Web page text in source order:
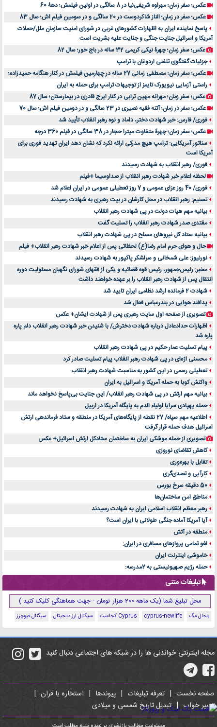
عکس؛ سفر زمان؛ مهراوه شریفی‌نیا در 8 سالگی در اولین فیلمش؛ دهۀ 60
عکس؛ سفر در زمان؛ الناز شاکردوست در 20 سالگی و در سومین فیلم اش؛ سال 83
پاسخ نماینده ایران به اظهارات کشورهای غربی در شورای امنیت سازمان ملل/حملات
آمریکا و اسرائیل جنایت جنگی و جنایت علیه بشریت است
عکس؛ سفر زمان؛ چهرۀ نیکی کریمی 32 ساله در باج خور؛ سال 82
جزئیات گفتگوی تلفنی اردوغان با ترامپ
عکس؛ سفر زمان؛ مصطفی زمانی 27 ساله در چهارمین فیلمش در کنار هنگامه حمیدزاده؛
راستی آزمایی نیویورک تایمز از توجیهات ترامپ برای حمله به ایران
عکس؛ سفر زمان؛ مهرانه مهین ترابی در کنار ایرج قادری در بیمارستان؛ سال 87
عکس؛ سفر در زمان؛ آتنه فقیه نصیری در 23 سالگی و در دومین فیلم اش؛ سال 70
فوری/ فارس: خبر شهادت دختر، داماد و نوه رهبر انقلاب تأیید شد
عکس؛ سفر زمان؛ چهرۀ متفاوت میترا حجار در 38 سالگی در فیلم 360 درجه
سناتور آمریکایی: ترامپ هیچ مدرکی ارائه نکرد که نشان دهد ایران تهدید فوری برای
آمریکا است
فوری/ رهبر انقلاب به شهادت رسیدند
لحظه اعلام خبر شهادت رهبر انقلاب از صداوسیما +فیلم
فوری/ 40 روز عزای عمومی و 7 روز تعطیلی عمومی در ایران اعلام شد
تسنیم: رهبر انقلاب در محل کارشان در بیت رهبری به شهادت رسیدند
بیانیه مهم هیات دولت در پی شهادت رهبر انقلاب
مقتدی صدر شهادت رهبر انقلاب را تسلیت گفت
بیانیه ستاد کل نیروهای مسلح در پی شهادت رهبر انقلاب
حال و هوای حرم امام رضا(ع) لحظاتی پس از اعلام خبر شهادت رهبر انقلاب+ فیلم
نورنیوز: علی شمخانی و سرلشکر پاکپور به شهادت رسیدند
مخبر: رئیس‌جمهور، رئیس قوه ‌قضائیه و یکی از فقهای شورای نگهبان مسئولیت دوره
انتقال پس ‌از شهادت رهبر انقلاب را بر عهده خواهند داشت
شهادت 2 فرمانده ارشد نظامی ایران تایید شد
پدافند هوایی در بندرعباس فعال شد
تصویری از صفحه اول سایت رهبری پس از شهادت ایشان+ عکس
اظهارات حدادعادل درباره شهادت دخترش/ با شنیدن خبر شهادت رهبر انقلاب دلم پاره
پاره شد
پیام تسلیت عمار حکیم در پی شهادت رهبر انقلاب
محسنی اژه‌ای در پی شهادت رهبر انقلاب پیام تسلیت صادر کرد
تعطیلی رسمی در این کشور به مناسبت شهادت رهبر انقلاب
واکنش کوبا به حمله آمریکا و اسرائیل به ایران
بیانیه مهم ارتش در پی شهادت رهبر انقلاب/ این جنایت بی‌پاسخ نخواهد ماند
حمله پهپادی سرایا اولیاء الدم به پایگاه آمریکا در اربیل
اطلاعیه مهم سپاه/ 27 نقطه از پایگاه‌های آمریکا در منطقه و ستاد فرماندهی ارتش
اسرائیل هدف حمله قرار گرفت
تصویری از حمله موشکی ایران به ساختمان ستادکل ارتش اسرائیل+ عکس
کاهش تقاضای نوروزی
تقابل با بهره‌وری
کارآیی و تصدی‌گری
50 دقیقه سرخ بورس
مناطق امن ساختمان‌ها
رهبر معظم انقلاب اسلامی ایران به شهادت رسیدند
آیا آمریکا آماده جنگی طولانی با ایران است؟
منطقه در آتش
لغو تمامی پروازهای مسافری در ایران:
خاموشی اینترنت ایران
حمله رژیم صهیونیستی به 2مدرسه:
تبلیغات متنی
محل تبلیغ شما (یک ماهه 200 هزار تومان - جهت هماهنگی کلیک کنید )
باحال مگ cyprus-newlife Cyprus کجاست سیگنال ارز دیجیتال سیگنال فیوچرز
مجله اینترنتی خواندنی ها را در شبکه های اجتماعی دنبال کنید
صفحه نخست | تعرفه تبلیغات | پیوندها | استخاره با قران |
تعبیر خواب | تبدیل تاریخ شمسی و میلادی